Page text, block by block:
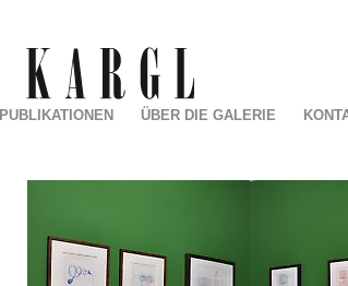
PUBLIKATIONEN ÜBER DIE GALERIE